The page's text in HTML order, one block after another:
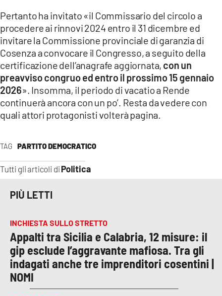
TAG PARTITO DEMOCRATICO
Tutti gli articoli di Politica
Pertanto ha invitato «il Commissario del circolo a
procedere ai rinnovi 2024 entro il 31 dicembre ed
invitare la Commissione provinciale di garanzia di
Cosenza a convocare il Congresso, a seguito della
certificazione dell’anagrafe aggiornata, con un
preavviso congruo ed entro il prossimo 15 gennaio
2026». Insomma, il periodo di vacatio a Rende
continuerà ancora con un po’. Resta da vedere con
quali attori protagonisti volterà pagina.
PIÙ LETTI
INCHIESTA SULLO STRETTO
Appalti tra Sicilia e Calabria, 12 misure: il
gip esclude l’aggravante mafiosa. Tra gli
indagati anche tre imprenditori cosentini |
NOMI